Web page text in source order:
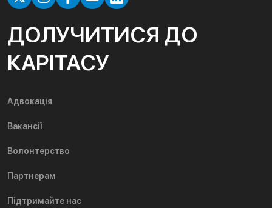
ДОЛУЧИТИСЯ ДО
КАРІТАСУ
Адвокація
Вакансії
Волонтерство
Партнерам
Підтримайте нас